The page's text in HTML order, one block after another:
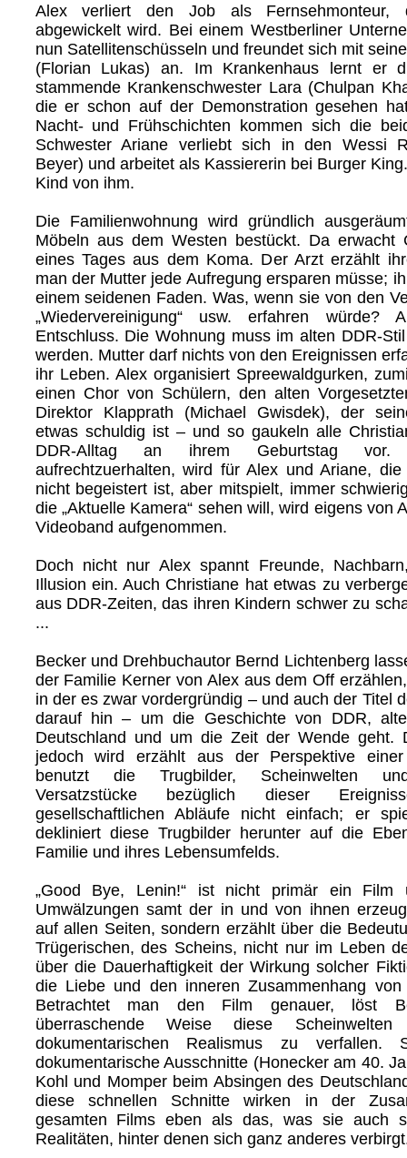
Alex verliert den Job als Fernsehmonteur,
abgewickelt wird. Bei einem Westberliner
nun Satellitenschüsseln und freundet sich mit
(Florian Lukas) an. Im Krankenhaus lernt er
stammende Krankenschwester Lara (Chulpan
die er schon auf der Demonstration gesehen
Nacht- und Frühschichten kommen sich die
Schwester Ariane verliebt sich in den Wessi
Beyer) und arbeitet als Kassiererin bei Burger
Kind von ihm.
Die Familienwohnung wird gründlich
Möbeln aus dem Westen bestückt. Da erwacht
eines Tages aus dem Koma. Der Arzt erzählt
man der Mutter jede Aufregung ersparen müsse;
einem seidenen Faden. Was, wenn sie von den
„Wiedervereinigung“ usw. erfahren würde?
Entschluss. Die Wohnung muss im alten DDR-
werden. Mutter darf nichts von den Ereignissen
ihr Leben. Alex organisiert Spreewaldgurken,
einen Chor von Schülern, den alten
Direktor Klapprath (Michael Gwisdek), der
etwas schuldig ist – und so gaukeln alle
DDR-Alltag an ihrem Geburtstag vor.
aufrechtzuerhalten, wird für Alex und Ariane,
nicht begeistert ist, aber mitspielt, immer
die „Aktuelle Kamera“ sehen will, wird eigens von
Videoband aufgenommen.
Doch nicht nur Alex spannt Freunde,
Illusion ein. Auch Christiane hat etwas zu
aus DDR-Zeiten, das ihren Kindern schwer zu
...
Becker und Drehbuchautor Bernd Lichtenberg
der Familie Kerner von Alex aus dem Off
in der es zwar vordergründig – und auch der Titel
darauf hin – um die Geschichte von DDR,
Deutschland und um die Zeit der Wende geht.
jedoch wird erzählt aus der Perspektive
benutzt die Trugbilder, Scheinwelten
Versatzstücke bezüglich dieser
gesellschaftlichen Abläufe nicht einfach; er
dekliniert diese Trugbilder herunter auf die
Familie und ihres Lebensumfelds.
„Good Bye, Lenin!“ ist nicht primär ein Film
Umwälzungen samt der in und von ihnen
auf allen Seiten, sondern erzählt über die
Trügerischen, des Scheins, nicht nur im Leben
über die Dauerhaftigkeit der Wirkung solcher
die Liebe und den inneren Zusammenhang
Betrachtet man den Film genauer, löst
überraschende Weise diese
dokumentarischen Realismus zu verfallen.
dokumentarische Ausschnitte (Honecker am 40.
Kohl und Momper beim Absingen des
diese schnellen Schnitte wirken in der
gesamten Films eben als das, was sie auch
Realitäten, hinter denen sich ganz anderes